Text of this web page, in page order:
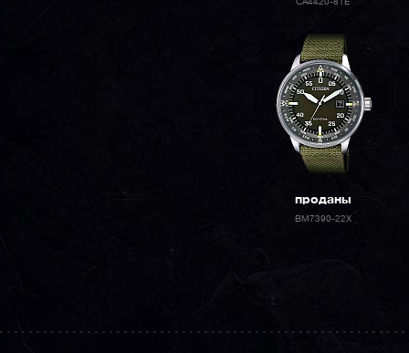
CA4420-81E
проданы
BM7390-22X